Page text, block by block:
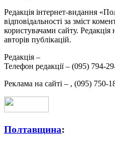
Редакція інтернет-видання
відповідальності за зміст
користувачами сайту. Редакція
авторів публікацій.
Редакція –
Телефон редакції – (095) 794-
Реклама на сайті – , (095) 750-
Полтавщина: